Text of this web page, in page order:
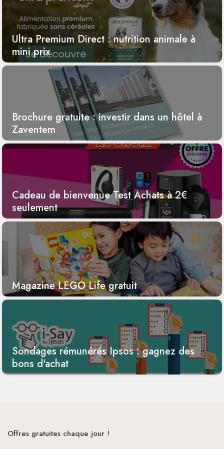
Ultra Premium Direct : nutrition animale à
mini prix
Brochure gratuite : investir dans un hôtel à
Zaventem
Cadeau de bienvenue Test Achats à 2€
seulement
Magazine LEGO Life gratuit
Sondages rémunérés Ipsos : gagnez des
bons d'achat
Offres gratuites chaque jour !